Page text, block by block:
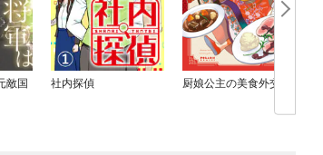
敵国
社内探偵 厨娘公主の美食外交録